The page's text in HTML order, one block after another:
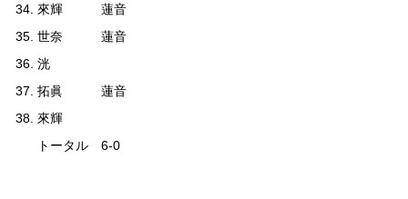
來輝 蓮音
世奈 蓮音
洸
拓眞 蓮音
來輝
トータル 6-0